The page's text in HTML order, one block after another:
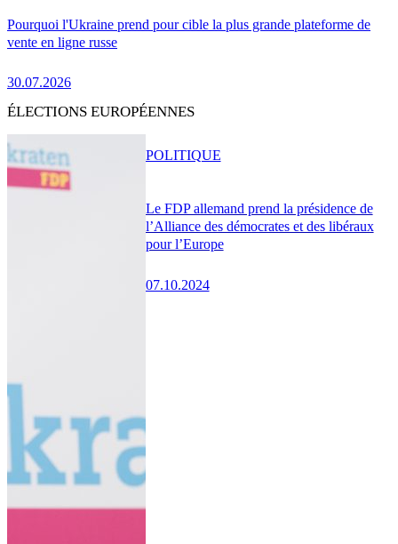
Pourquoi l'Ukraine prend pour cible la plus grande plateforme de
vente en ligne russe
30.07.2026
ÉLECTIONS EUROPÉENNES
Le FDP allemand prend la présidence de
l’Alliance des démocrates et des libéraux
pour l’Europe
07.10.2024
POLITIQUE